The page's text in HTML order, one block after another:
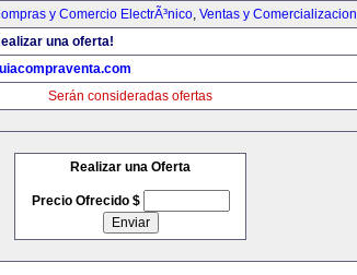
y Comercio ElectrÃ³nico, Ventas y Comercializacion
una oferta!
Serán consideradas ofertas
Realizar una Oferta
Precio Ofrecido $